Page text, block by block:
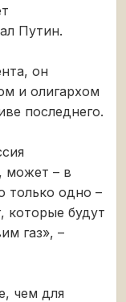
Путин.
он
и олигархом
последнего.
может – в
только одно –
которые будут
газ», –
чем для